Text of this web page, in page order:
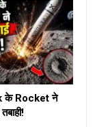
के Rocket ने